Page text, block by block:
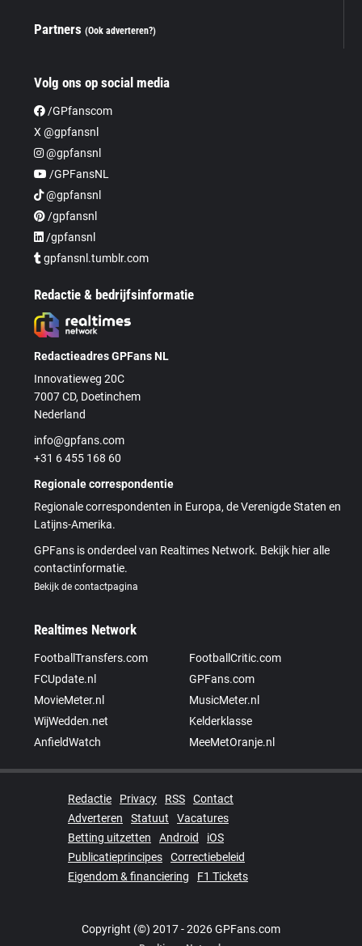
Partners(Ook adverteren?)
Volg ons op social media
/GPfanscom
X @gpfansnl
@gpfansnl
/GPFansNL
@gpfansnl
/gpfansnl
/gpfansnl
gpfansnl.tumblr.com
Redactie & bedrijfsinformatie
Redactieadres GPFans NL
Innovatieweg 20C
7007 CD, Doetinchem
Nederland
info@gpfans.com
+31 6 455 168 60
Regionale correspondentie
Regionale correspondenten in Europa, de Verenigde Staten en
Latijns-Amerika.
GPFans is onderdeel van Realtimes Network. Bekijk hier alle
contactinformatie.
Bekijk de contactpagina
Realtimes Network
FootballTransfers.com
FootballCritic.com
FCUpdate.nl
GPFans.com
MovieMeter.nl
MusicMeter.nl
WijWedden.net
Kelderklasse
AnfieldWatch
MeeMetOranje.nl
Redactie Privacy RSS
Contact
Adverteren
Statuut
Vacatures
Betting uitzetten
Android
iOS
Publicatieprincipes
Correctiebeleid
Eigendom & financiering
F1 Tickets
Copyright (©) 2017 - 2026 GPFans.com